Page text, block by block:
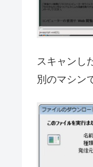
スキャンし
別のマシン